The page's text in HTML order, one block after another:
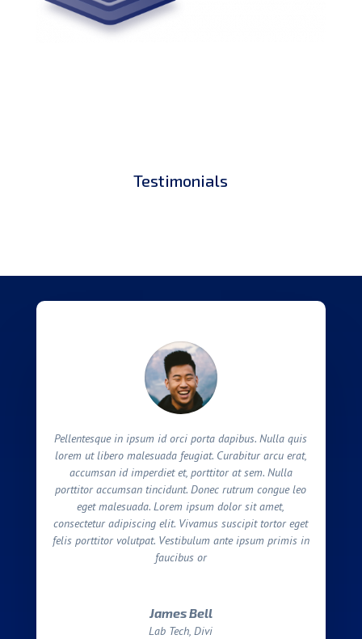
Testimonials
Pellentesque in ipsum id orci porta dapibus. Nulla quis
lorem ut libero malesuada feugiat. Curabitur arcu erat,
accumsan id imperdiet et, porttitor at sem. Nulla
porttitor accumsan tincidunt. Donec rutrum congue leo
eget malesuada. Lorem ipsum dolor sit amet,
consectetur adipiscing elit. Vivamus suscipit tortor eget
felis porttitor volutpat. Vestibulum ante ipsum primis in
faucibus or
James Bell
Lab Tech, Divi